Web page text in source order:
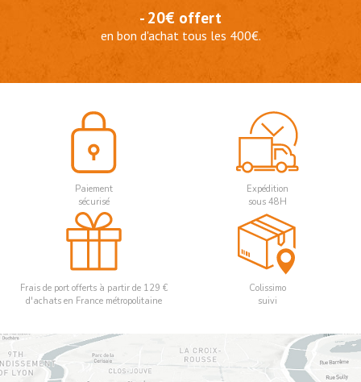
- 20€ offert
en bon d'achat tous les 400€.
Paiement
sécurisé
Expédition
sous 48H
Frais de port offerts à partir de 129 €
d'achats en France métropolitaine
Colissimo
suivi